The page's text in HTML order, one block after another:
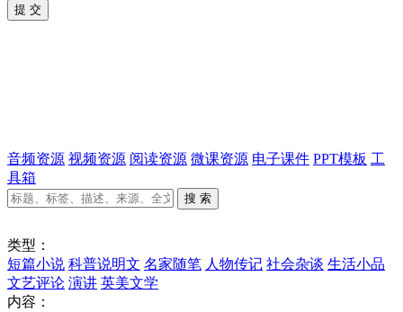
提 交
音频资源 视频资源 阅读资源 微课资源 电子课件 PPT模板 工
具箱
搜 索
类型：
短篇小说 科普说明文 名家随笔 人物传记 社会杂谈 生活小品
文艺评论 演讲 英美文学
内容：